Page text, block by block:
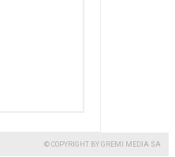
© COPYRIGHT BY GREMI MEDIA SA